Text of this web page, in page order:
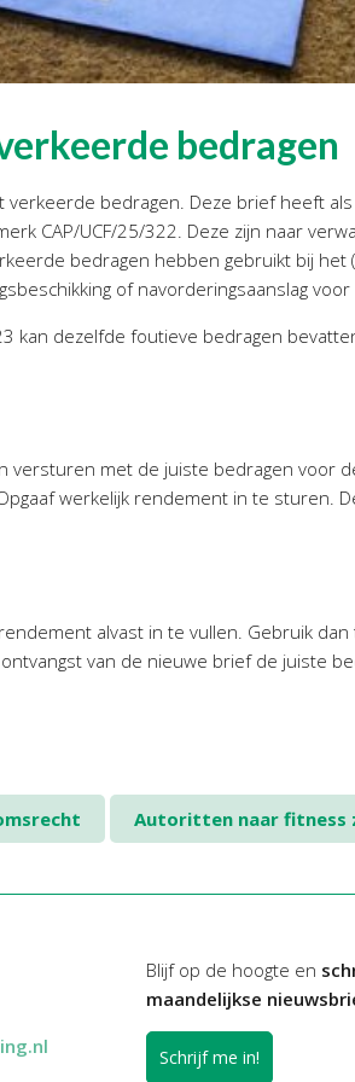
bedragen
bedragen. Deze brief heeft
CAP/UCF/25/322. Deze zijn naar
bedragen hebben gebruikt bij het
of navorderingsaanslag
kan dezelfde foutieve bedragen
versturen met de juiste bedragen voor
werkelijk rendement in te sturen.
alvast in te vullen. Gebruik
van de nieuwe brief de juiste
Autoritten naar fitness
Blijf op de hoogte en
maandelijkse
Schrijf me in!